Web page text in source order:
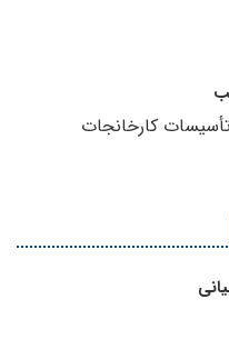
کارخانجات